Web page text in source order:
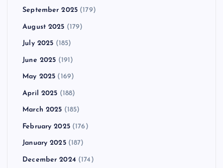
September 2025 (179)
August 2025 (179)
July 2025 (185)
June 2025 (191)
May 2025 (169)
April 2025 (188)
March 2025 (185)
February 2025(176)
January 2025(187)
December 2024 (174)